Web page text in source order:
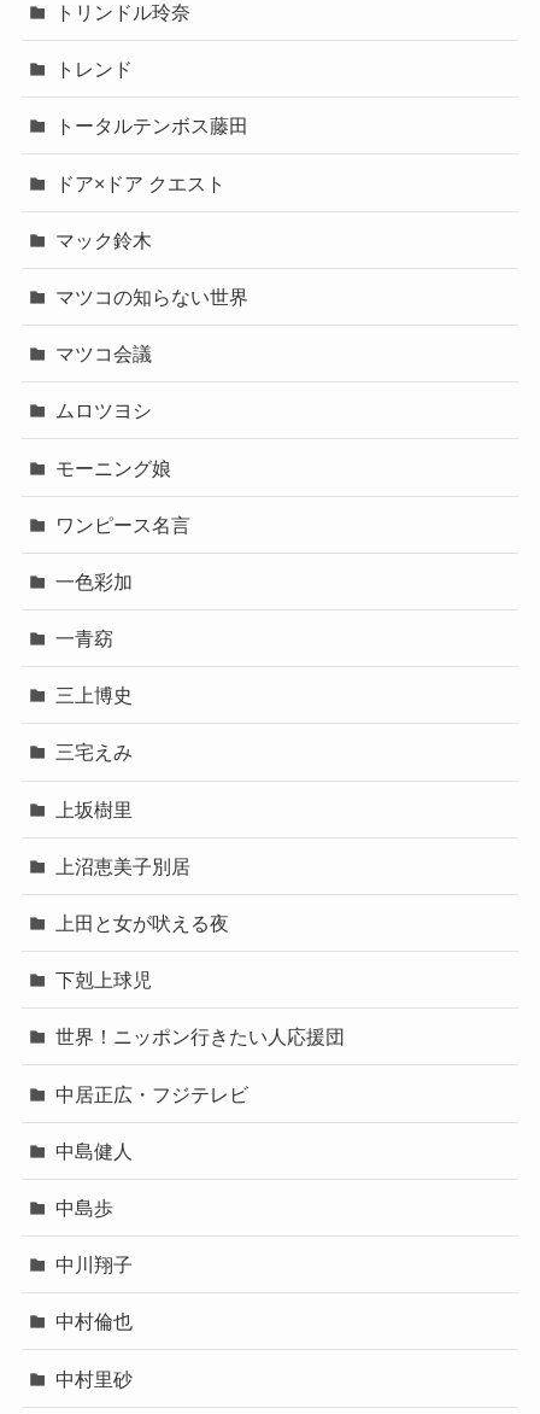
トリンドル玲奈
トレンド
トータルテンボス藤田
ドア×ドア クエスト
マック鈴木
マツコの知らない世界
マツコ会議
ムロツヨシ
モーニング娘
ワンピース名言
一色彩加
一青窈
三上博史
三宅えみ
上坂樹里
上沼恵美子別居
上田と女が吠える夜
下剋上球児
世界！ニッポン行きたい人応援団
中居正広・フジテレビ
中島健人
中島歩
中川翔子
中村倫也
中村里砂